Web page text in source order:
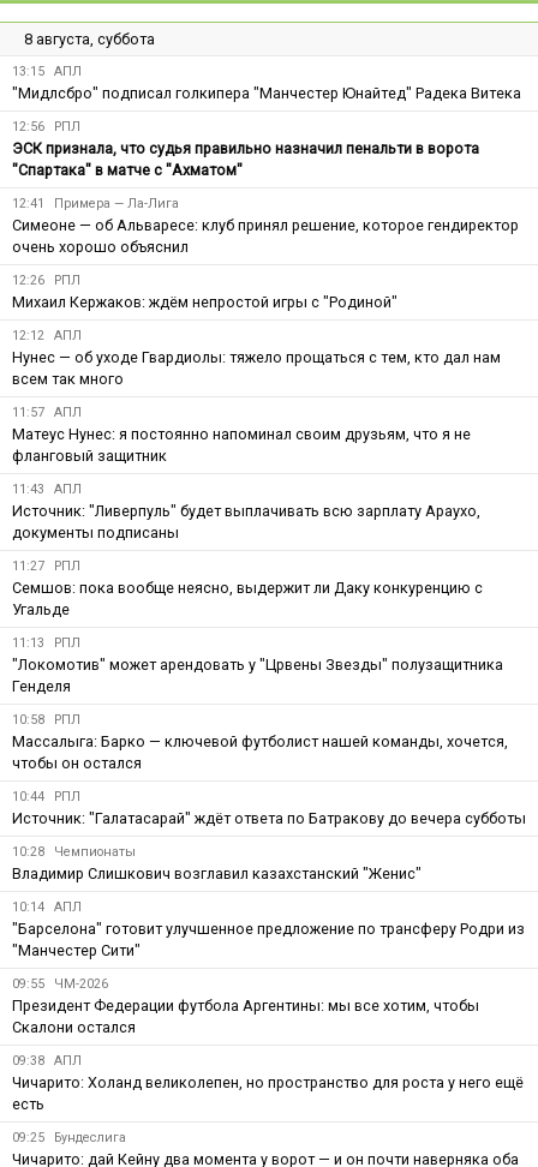
8 августа, суббота
13:15 АПЛ
"Мидлсбро" подписал голкипера "Манчестер Юнайтед" Радека Витека
12:56 РПЛ
ЭСК признала, что судья правильно назначил пенальти в ворота
"Спартака" в матче с "Ахматом"
12:41 Примера — Ла-Лига
Симеоне — об Альваресе: клуб принял решение, которое гендиректор
очень хорошо объяснил
12:26 РПЛ
Михаил Кержаков: ждём непростой игры с "Родиной"
12:12 АПЛ
Нунес — об уходе Гвардиолы: тяжело прощаться с тем, кто дал нам
всем так много
11:57 АПЛ
Матеус Нунес: я постоянно напоминал своим друзьям, что я не
фланговый защитник
11:43 АПЛ
Источник: "Ливерпуль" будет выплачивать всю зарплату Араухо,
документы подписаны
11:27 РПЛ
Семшов: пока вообще неясно, выдержит ли Даку конкуренцию с
Угальде
11:13 РПЛ
"Локомотив" может арендовать у "Црвены Звезды" полузащитника
Генделя
10:58 РПЛ
Массалыга: Барко — ключевой футболист нашей команды, хочется,
чтобы он остался
10:44 РПЛ
Источник: "Галатасарай" ждёт ответа по Батракову до вечера субботы
10:28 Чемпионаты
Владимир Слишкович возглавил казахстанский "Женис"
10:14 АПЛ
"Барселона" готовит улучшенное предложение по трансферу Родри из
"Манчестер Сити"
09:55 ЧМ-2026
Президент Федерации футбола Аргентины: мы все хотим, чтобы
Скалони остался
09:38 АПЛ
Чичарито: Холанд великолепен, но пространство для роста у него ещё
есть
09:25 Бундеслига
Чичарито: дай Кейну два момента у ворот — и он почти наверняка оба